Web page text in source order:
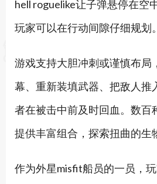
hell roguelike让子弹悬停在空
玩家可以在行动间隙仔细规划。
游戏支持大胆冲刺或谨慎布局
幕、重新装填武器、把敌人推
者在被击中前及时回血。数百
提供丰富组合，探索扭曲的生
作为外星misfit船员的一员，